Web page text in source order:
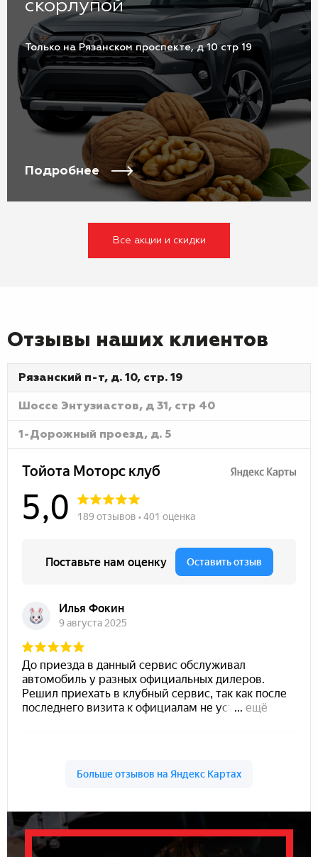
скорлупой
Только на Рязанском проспекте, д 10 стр 19
Подробнее
Все акции и скидки
Отзывы наших клиентов
Рязанский п-т, д. 10, стр. 19
Шоссе Энтузиастов, д 31, стр 40
1-Дорожный проезд, д. 5